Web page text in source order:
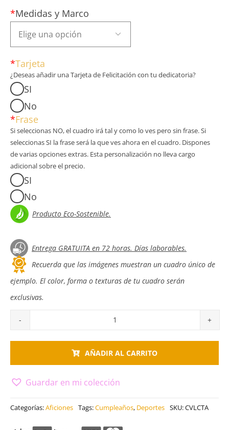
*Medidas y Marco

*Tarjeta
¿Deseas añadir una Tarjeta de Felicitación con tu dedicatoria?
SI
No
*Frase
Si seleccionas NO, el cuadro irá tal y como lo ves pero sin frase. Si
seleccionas SI la frase será la que ves ahora en el cuadro. Dispones
de varias opciones extras. Esta personalización no lleva cargo
adicional sobre el precio.
SI
No
Producto Eco-Sostenible.
Entrega GRATUITA en 72 horas. Días laborables.
Recuerda que las imágenes muestran un cuadro único de
ejemplo. El color, forma o texturas de tu cuadro serán
exclusivas.
el
velocista
AÑADIR AL CARRITO
Guardar en mi colección
Categorías:Aficiones Tags:Cumpleaños, Deportes SKU:CVLCTA